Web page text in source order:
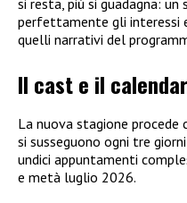
perfettamente gli interessi
quelli narrativi del
Il cast e il
La nuova stagione
si susseguono ogni tre
undici appuntamenti
e metà luglio 2026.